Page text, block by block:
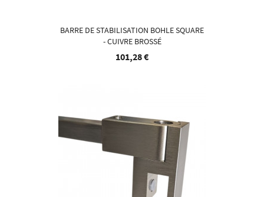
BARRE DE STABILISATION BOHLE SQUARE
- CUIVRE BROSSÉ
101,28 €